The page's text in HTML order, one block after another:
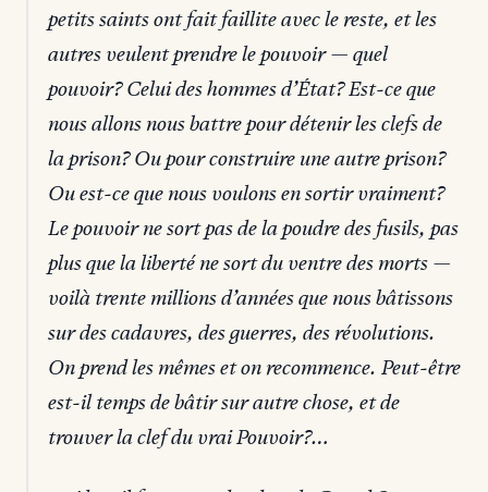
petits saints ont fait faillite avec le reste, et les
autres veulent prendre le pouvoir — quel
pouvoir? Celui des hommes d’État? Est-ce que
nous allons nous battre pour détenir les clefs de
la prison? Ou pour construire une autre prison?
Ou est-ce que nous voulons en sortir vraiment?
Le pouvoir ne sort pas de la poudre des fusils, pas
plus que la liberté ne sort du ventre des morts —
voilà trente millions d’années que nous bâtissons
sur des cadavres, des guerres, des révolutions.
On prend les mêmes et on recommence. Peut-être
est-il temps de bâtir sur autre chose, et de
trouver la clef du vrai Pouvoir?…